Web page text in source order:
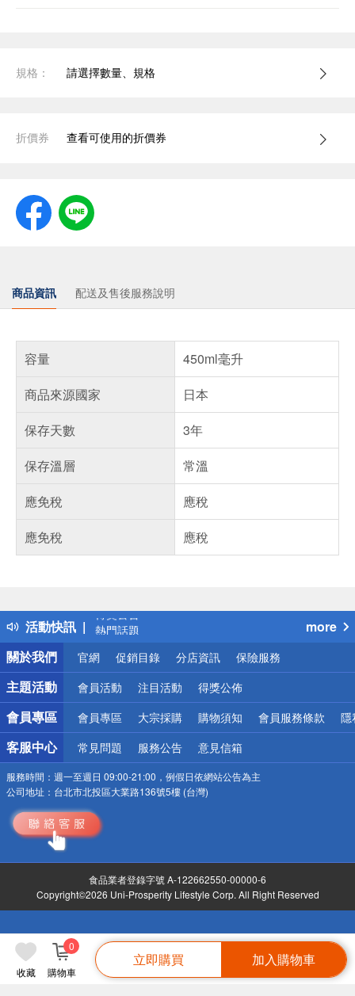
收藏 購物車
0
立即購買 加入購物車
規格： 請選擇數量、規格
折價券 查看可使用的折價券
商品資訊 配送及售後服務說明
容量
450ml毫升
商品來源國家
日本
保存天數
3年
保存溫層
常溫
應免稅
應稅
應免稅
應稅
活動快訊
得獎公告
熱門話題
銀行優惠
偏遠地區配送
詐騙網頁！請小心！
more
關於我們
官網 促銷目錄 分店資訊 保險服務
主題活動 會員活動 注目活動 得獎公佈
會員專區 會員專區 大宗採購 購物須知 會員服務條款 隱
客服中心 常見問題 服務公告 意見信箱
服務時間： 週一至週日 09:00-21:00，例假日依網站公告為主
公司地址： 台北市北投區大業路136號5樓 (台灣)
食品業者登錄字號 A-122662550-00000-6
Copyright©2026 Uni-Prosperity Lifestyle Corp. All Right Reserved